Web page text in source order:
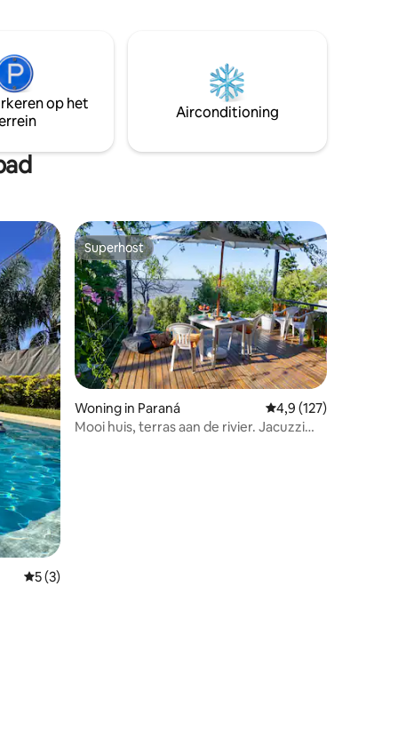
op het
Airconditioning
Gemiddelde beoordeling van 5 uit 5, 3 recensies
5 (3)
Superhost
Superhost
Woning in Paraná Gemiddelde
4,9 (127)
Mooi huis, terras aan de rivier. Jacuzzi